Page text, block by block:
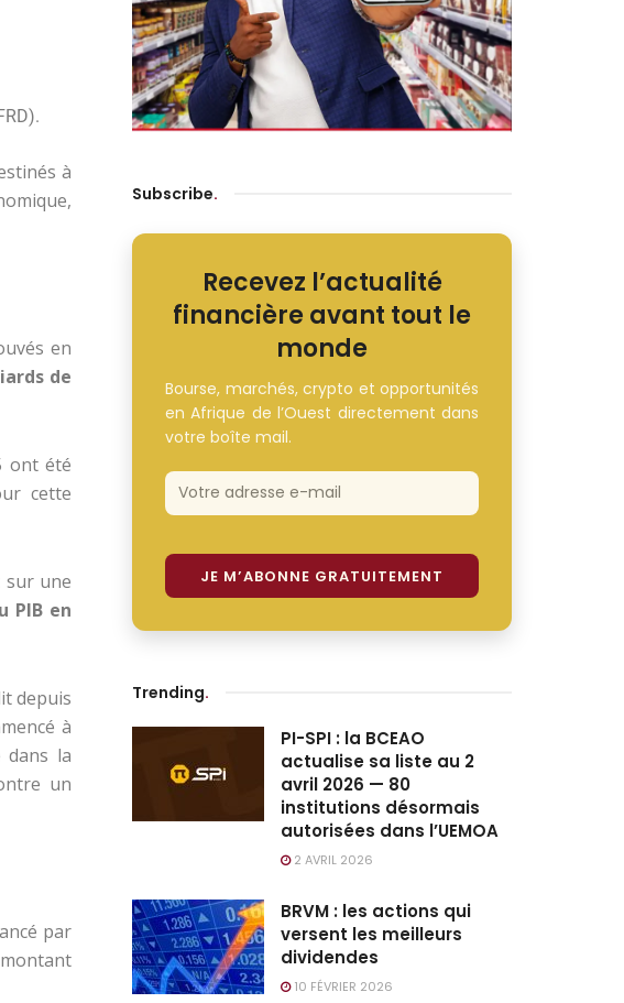
à
en
de
ont été
cette
sur une
PIB en
depuis
à
dans la
un
par
Subscribe.
Recevez l’actualité
financière avant tout le
monde
Bourse, marchés, crypto et opportunités
en Afrique de l’Ouest directement dans
votre boîte mail.
Trending.
PI-SPI : la BCEAO
actualise sa liste au 2
avril 2026 — 80
institutions désormais
autorisées dans l’UEMOA
2 AVRIL 2026
BRVM : les actions qui
versent les meilleurs
dividendes
10 FÉVRIER 2026